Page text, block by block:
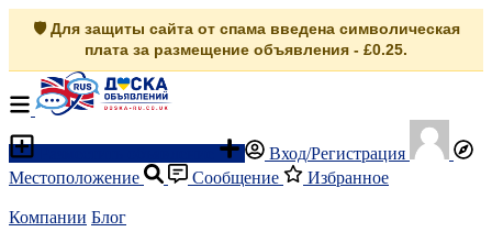
🛡️ Для защиты сайта от спама введена символическая
плата за размещение объявления - £0.25.
Вход/Регистрация
Местоположение
Сообщение Избранное
Компании Блог